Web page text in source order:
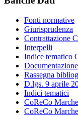
Fonti normative
Giurisprudenza
Contrattazione
Interpelli
Indice tematico
Rassegna
D.lgs. 9 aprile
Indici tematici
CoReCo
CoReCo